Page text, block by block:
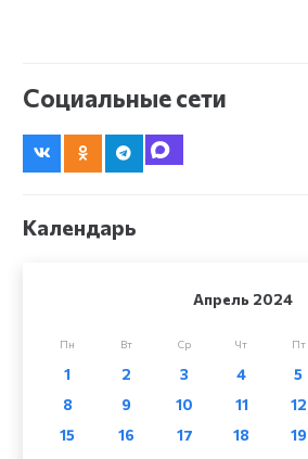
Социальные сети
Календарь
Апрель 2024
Пн Вт Ср Чт Пт
1 2 3 4 5
8
9 10 11 12
15
16 17 18 19